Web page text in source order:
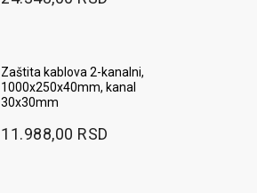
Zaštita kablova 2-kanalni,
1000x250x40mm, kanal
30x30mm
11.988,00 RSD